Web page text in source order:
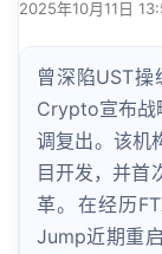
2025年10月11日
曾深陷UST
Crypto宣布战
调复出。该机
目开发，并首
革。在经历
Jump近期重